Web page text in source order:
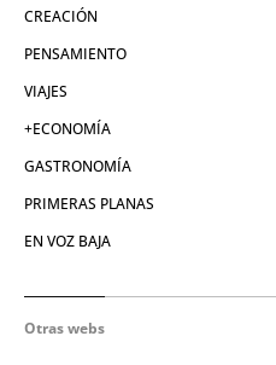
CREACIÓN
PENSAMIENTO
VIAJES
+ECONOMÍA
GASTRONOMÍA
PRIMERAS PLANAS
EN VOZ BAJA
Otras webs